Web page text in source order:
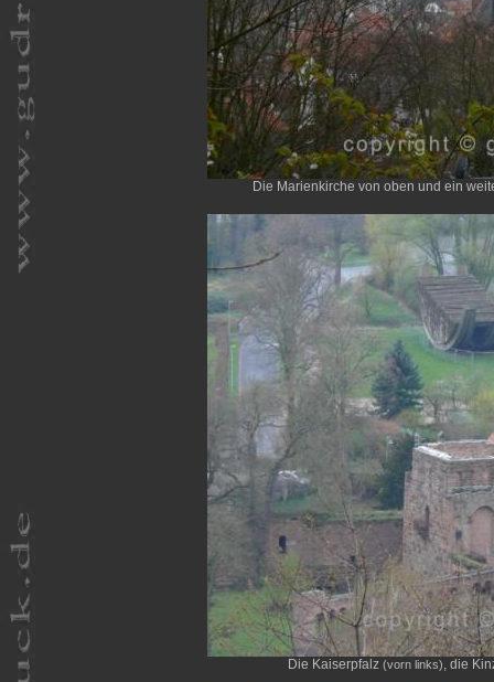
Die Marienkirche von oben und ein
Die Kaiserpfalz (vorn links), die